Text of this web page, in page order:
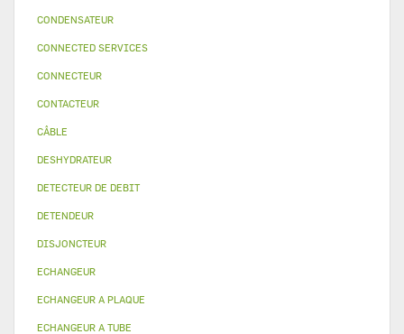
CONDENSATEUR
CONNECTED SERVICES
CONNECTEUR
CONTACTEUR
CÂBLE
DESHYDRATEUR
DETECTEUR DE DEBIT
DETENDEUR
DISJONCTEUR
ECHANGEUR
ECHANGEUR A PLAQUE
ECHANGEUR A TUBE